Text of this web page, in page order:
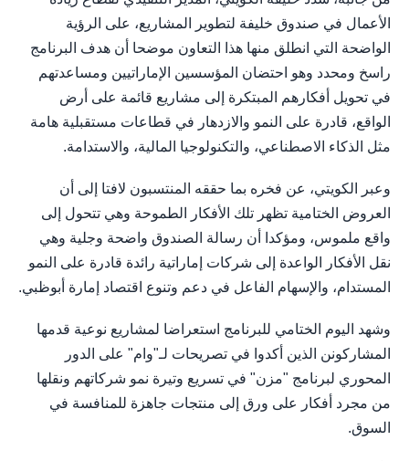
الأعمال في صندوق خليفة لتطوير المشاريع، على الرؤية
الواضحة التي انطلق منها هذا التعاون موضحا أن هدف البرنامج
راسخ ومحدد وهو احتضان المؤسسين الإماراتيين ومساعدتهم
في تحويل أفكارهم المبتكرة إلى مشاريع قائمة على أرض
الواقع، قادرة على النمو والازدهار في قطاعات مستقبلية هامة
مثل الذكاء الاصطناعي، والتكنولوجيا المالية، والاستدامة.
وعبر الكويتي، عن فخره بما حققه المنتسبون لافتا إلى أن
العروض الختامية تظهر تلك الأفكار الطموحة وهي تتحول إلى
واقع ملموس، ومؤكدا أن رسالة الصندوق واضحة وجلية وهي
نقل الأفكار الواعدة إلى شركات إماراتية رائدة قادرة على النمو
المستدام، والإسهام الفاعل في دعم وتنوع اقتصاد إمارة أبوظبي.
وشهد اليوم الختامي للبرنامج استعراضا لمشاريع نوعية قدمها
المشاركونن الذين أكدوا في تصريحات لـ"وام" على الدور
المحوري لبرنامج "مزن" في تسريع وتيرة نمو شركاتهم ونقلها
من مجرد أفكار على ورق إلى منتجات جاهزة للمنافسة في
السوق.